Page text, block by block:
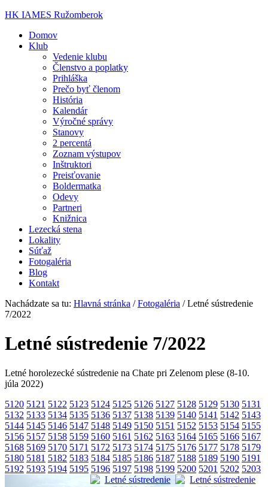
HK IAMES Ružomberok
Domov
Klub
Vedenie klubu
Členstvo a poplatky
Prihláška
Prečo byť členom
História
Kalendár
Výročné správy
Stanovy
2 percentá
Zoznam výstupov
Inštruktori
Preisťovanie
Boldermatka
Odevy
Partneri
Knižnica
Lezecká stena
Lokality
Súťaž
Fotogaléria
Blog
Kontakt
Nachádzate sa tu: Hlavná stránka /Fotogaléria /Letné sústredenie
7/2022
Letné sústredenie 7/2022
Letné horolezecké sústredenie na Chate pri Zelenom plese (8-10.
júla 2022)
5120 5121 5122 5123 5124 5125 5126 5127 5128 5129 5130 5131
5132 5133 5134 5135 5136 5137 5138 5139 5140 5141 5142 5143
5144 5145 5146 5147 5148 5149 5150 5151 5152 5153 5154 5155
5156 5157 5158 5159 5160 5161 5162 5163 5164 5165 5166 5167
5168 5169 5170 5171 5172 5173 5174 5175 5176 5177 5178 5179
5180 5181 5182 5183 5184 5185 5186 5187 5188 5189 5190 5191
5192 5193 5194 5195 5196 5197 5198 5199 5200 5201 5202 5203